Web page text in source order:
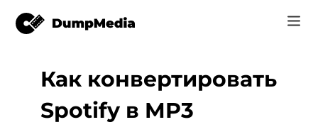
Music
Видео
Spotify в mp3
Вход
Как конвертировать
Spotify в MP3